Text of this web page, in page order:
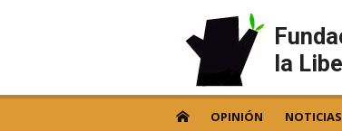
la
OPINIÓN NOTICIAS